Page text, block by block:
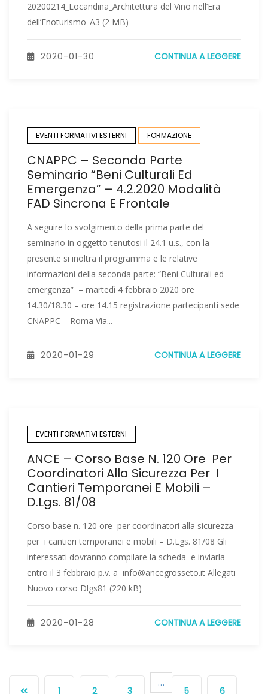
20200214_Locandina_Architettura del Vino nell’Era
dell’Enoturismo_A3 (2 MB)
2020-01-30 CONTINUA A LEGGERE
EVENTI FORMATIVI ESTERNI FORMAZIONE
CNAPPC – Seconda Parte
Seminario “Beni Culturali Ed
Emergenza” – 4.2.2020 Modalità
FAD Sincrona E Frontale
A seguire lo svolgimento della prima parte del
seminario in oggetto tenutosi il 24.1 u.s., con la
presente si inoltra il programma e le relative
informazioni della seconda parte: “Beni Culturali ed
emergenza” – martedì 4 febbraio 2020 ore
14.30/18.30 – ore 14.15 registrazione partecipanti sede
CNAPPC – Roma Via...
2020-01-29 CONTINUA A LEGGERE
EVENTI FORMATIVI ESTERNI
ANCE – Corso Base N. 120 Ore Per
Coordinatori Alla Sicurezza Per I
Cantieri Temporanei E Mobili –
D.Lgs. 81/08
Corso base n. 120 ore per coordinatori alla sicurezza
per i cantieri temporanei e mobili – D.Lgs. 81/08 Gli
interessati dovranno compilare la scheda e inviarla
entro il 3 febbraio p.v. a info@ancegrosseto.it Allegati
Nuovo corso Dlgs81 (220 kB)
2020-01-28 CONTINUA A LEGGERE
1 2 3
…
5 6